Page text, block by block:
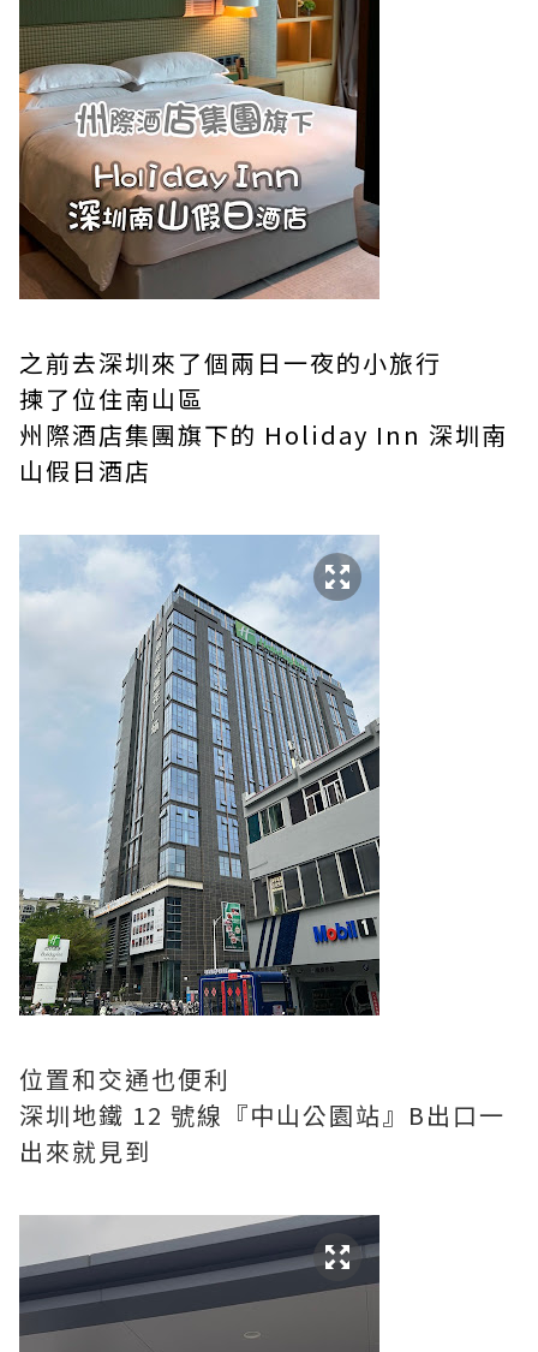
之前去深圳來了個兩日一夜的小旅行
揀了位住南山區
州際酒店集團旗下的 Holiday Inn 深圳南
山假日酒店
位置和交通也便利
深圳地鐵 12 號線『中山公園站』B出口一
出來就見到